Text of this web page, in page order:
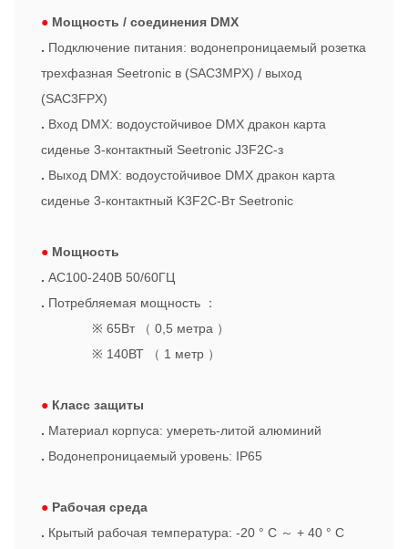
● Мощность / соединения DMX
. Подключение питания: водонепроницаемый розетка
трехфазная Seetronic в (SAC3MPX) / выход
(SAC3FPX)
. Вход DMX: водоустойчивое DMX дракон карта
сиденье 3-контактный Seetronic J3F2C-з
. Выход DMX: водоустойчивое DMX дракон карта
сиденье 3-контактный K3F2C-Вт Seetronic
● Мощность
. АС100-240В 50/60ГЦ
. Потребляемая мощность
：
※ 65Вт（ 0,5 метра ）
※ 140ВТ （ 1 метр ）
● Класс защиты
. Материал корпуса: умереть-литой алюминий
. Водонепроницаемый уровень: IP65
● Рабочая среда
. Крытый рабочая температура: -20 ° C ～ + 40 ° С